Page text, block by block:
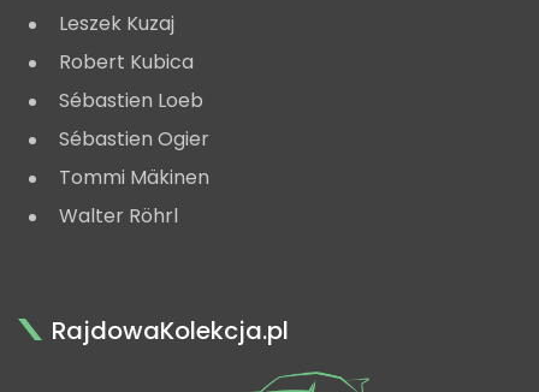
Leszek Kuzaj
Robert Kubica
Sébastien Loeb
Sébastien Ogier
Tommi Mäkinen
Walter Röhrl
RajdowaKolekcja.pl